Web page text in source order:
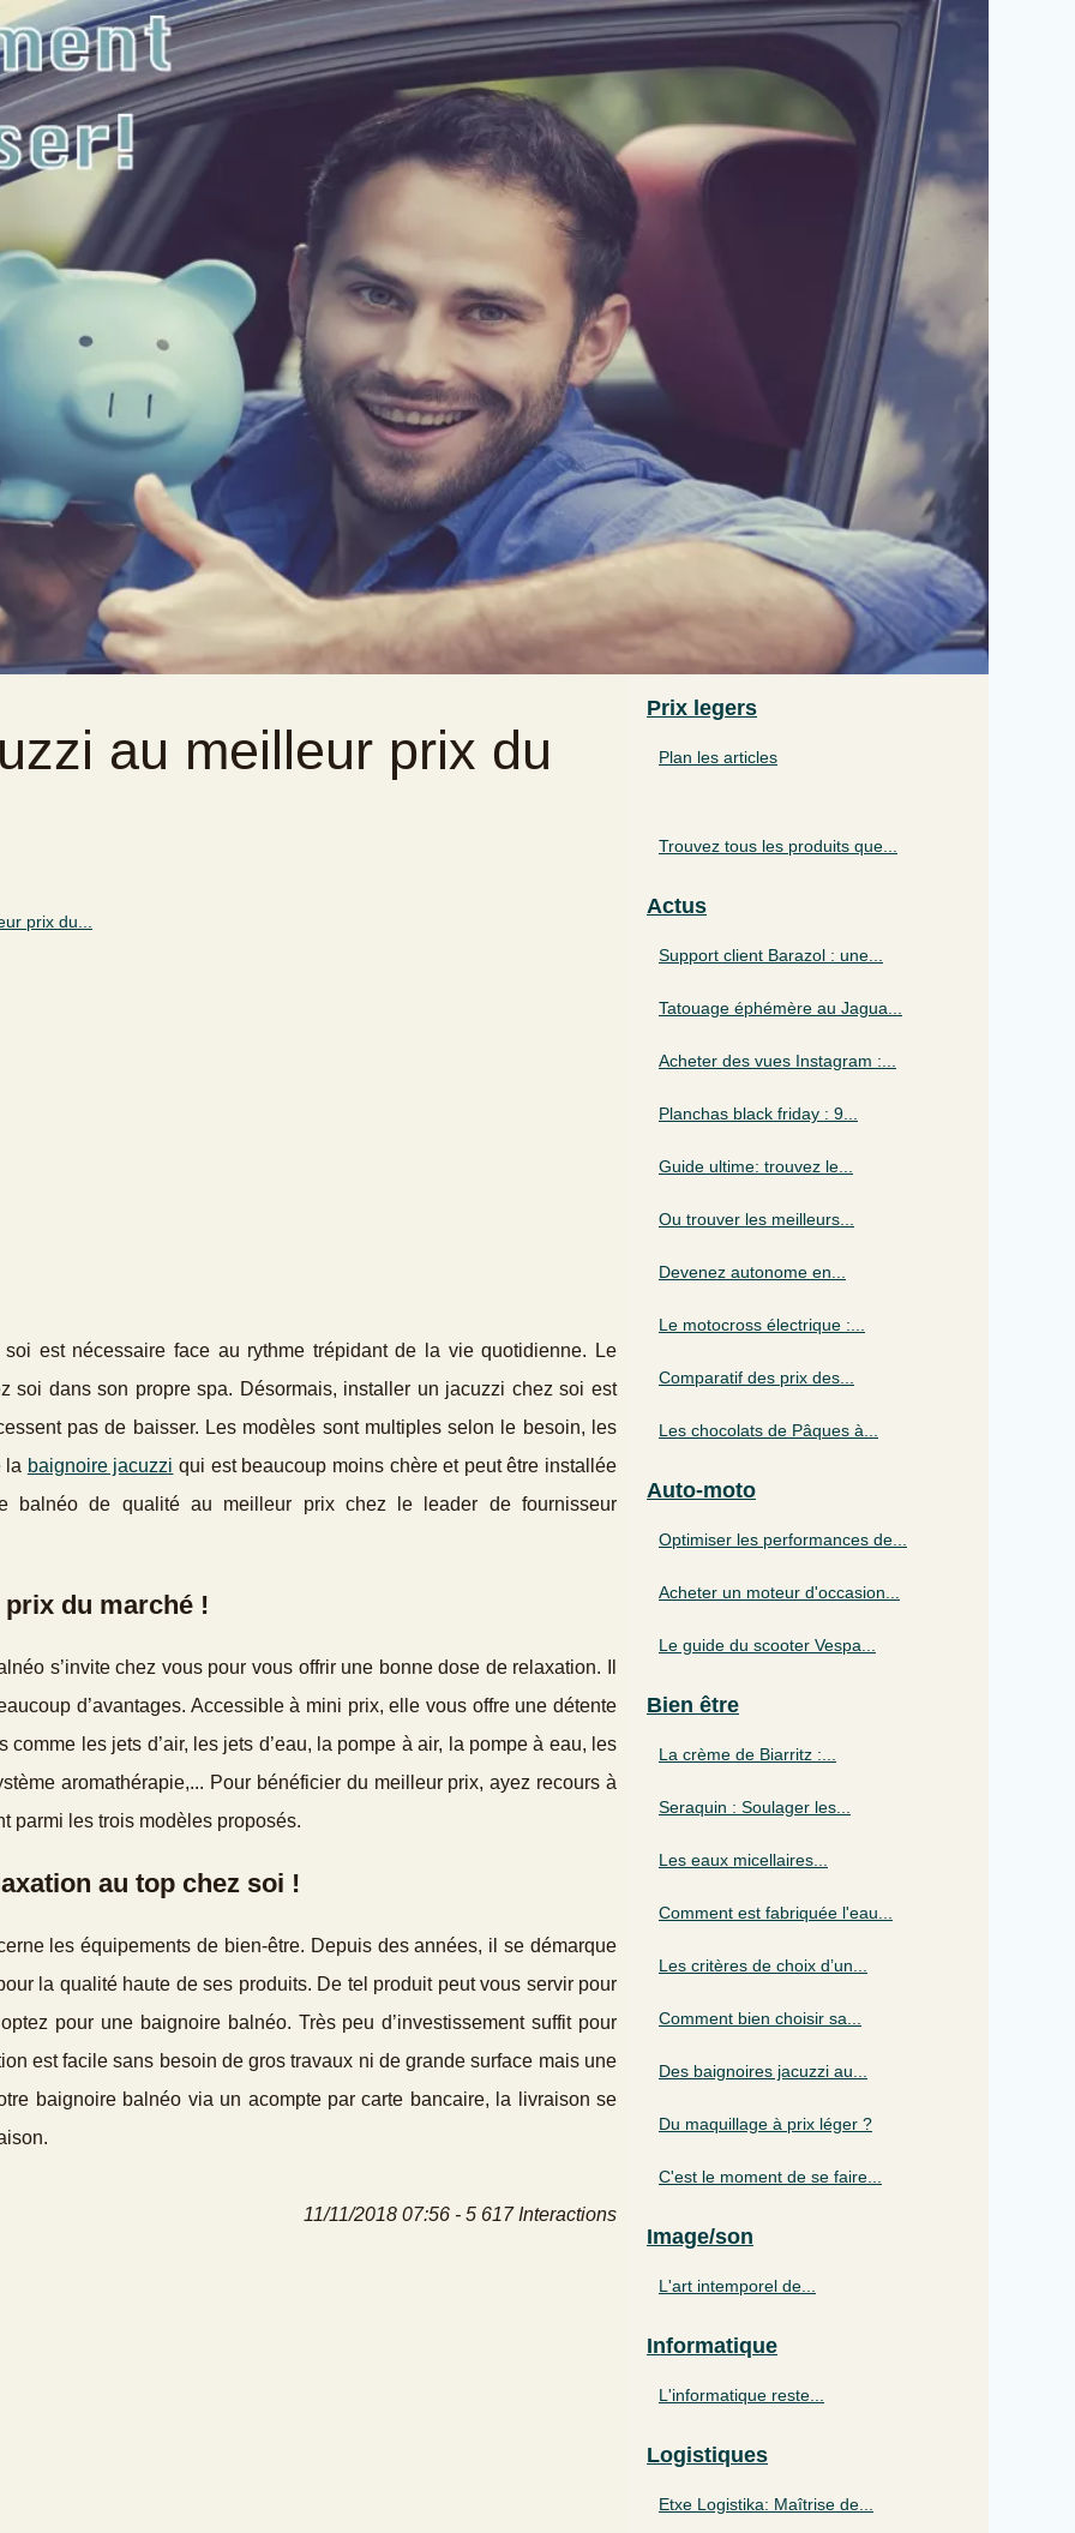
au meilleur prix du
prix du...
est nécessaire face au rythme trépidant de la vie quotidienne. Le
soi dans son propre spa. Désormais, installer un jacuzzi chez soi est
pas de baisser. Les modèles sont multiples selon le besoin, les
la baignoire jacuzzi qui est beaucoup moins chère et peut être installée
balnéo de qualité au meilleur prix chez le leader de fournisseur
du marché !
s’invite chez vous pour vous offrir une bonne dose de relaxation. Il
d’avantages. Accessible à mini prix, elle vous offre une détente
les jets d’air, les jets d’eau, la pompe à air, la pompe à eau, les
aromathérapie,... Pour bénéficier du meilleur prix, ayez recours à
parmi les trois modèles proposés.
au top chez soi !
les équipements de bien-être. Depuis des années, il se démarque
la qualité haute de ses produits. De tel produit peut vous servir pour
pour une baignoire balnéo. Très peu d’investissement suffit pour
est facile sans besoin de gros travaux ni de grande surface mais une
baignoire balnéo via un acompte par carte bancaire, la livraison se
11/11/2018 07:56 - 5 617 Interactions
Prix legers
Plan les articles
Trouvez tous les produits que...
Actus
Support client Barazol : une...
Tatouage éphémère au Jagua...
Acheter des vues Instagram :...
Planchas black friday : 9...
Guide ultime: trouvez le...
Ou trouver les meilleurs...
Devenez autonome en...
Le motocross électrique :...
Comparatif des prix des...
Les chocolats de Pâques à...
Auto-moto
Optimiser les performances de...
Acheter un moteur d'occasion...
Le guide du scooter Vespa...
Bien être
La crème de Biarritz :...
Seraquin : Soulager les...
Les eaux micellaires...
Comment est fabriquée l'eau...
Les critères de choix d’un...
Comment bien choisir sa...
Des baignoires jacuzzi au...
Du maquillage à prix léger ?
C'est le moment de se faire...
Image/son
L'art intemporel de...
Informatique
L'informatique reste...
Logistiques
Etxe Logistika: Maîtrise de...